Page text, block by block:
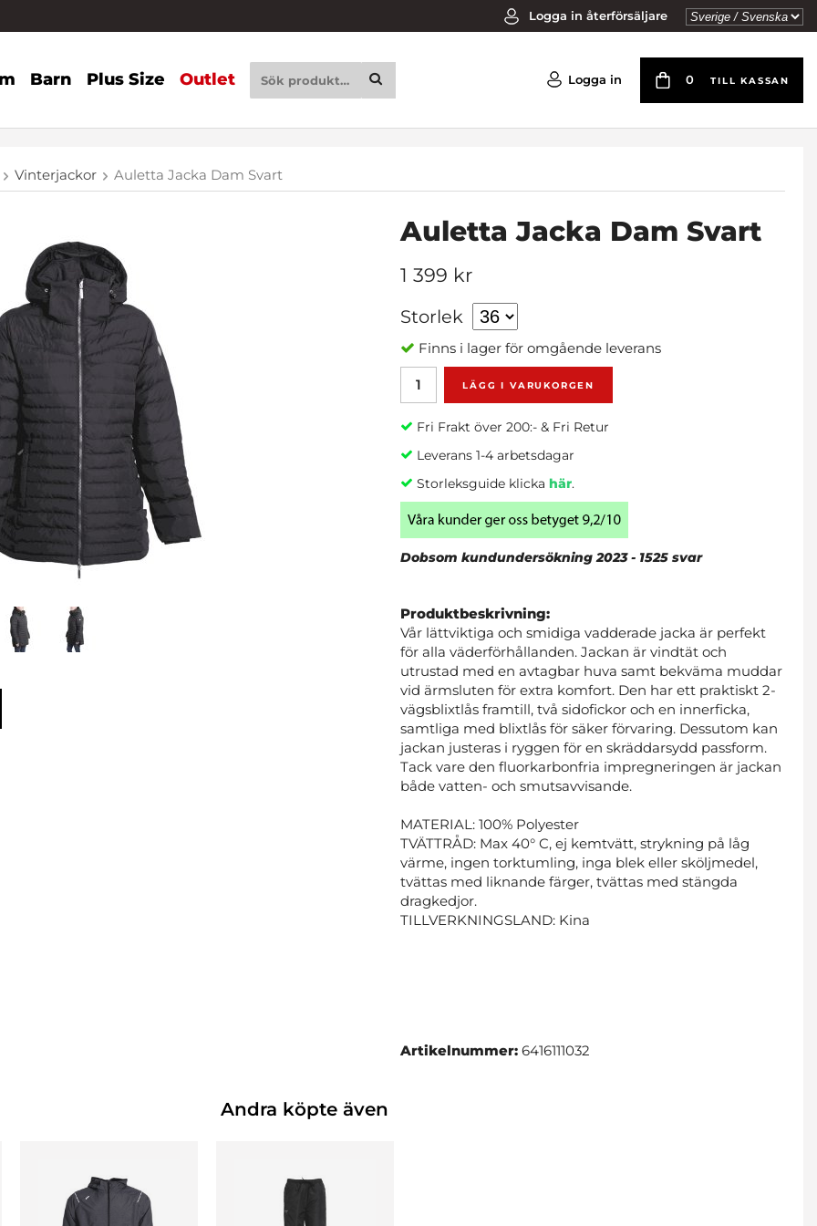
Logga in återförsäljare
Barn Plus Size Outlet Logga in 0 TILL KASSAN
Vinterjackor Auletta Jacka Dam Svart
Auletta Jacka Dam Svart
1 399 kr
Storlek
Finns i lager för omgående leverans
LÄGG I VARUKORGEN
Fri Frakt över 200:- & Fri Retur
Leverans 1-4 arbetsdagar
Storleksguide klickahär.
Dobsom kundundersökning 2023 - 1525 svar
Produktbeskrivning:
Vår lättviktiga och smidiga vadderade jacka är perfekt
för alla väderförhållanden. Jackan är vindtät och
utrustad med en avtagbar huva samt bekväma muddar
vid ärmsluten för extra komfort. Den har ett praktiskt 2-
vägsblixtlås framtill, två sidofickor och en innerficka,
samtliga med blixtlås för säker förvaring. Dessutom kan
jackan justeras i ryggen för en skräddarsydd passform.
Tack vare den fluorkarbonfria impregneringen är jackan
både vatten- och smutsavvisande.
MATERIAL: 100% Polyester
TVÄTTRÅD: Max 40° C, ej kemtvätt, strykning på låg
värme, ingen torktumling, inga blek eller sköljmedel,
tvättas med liknande färger, tvättas med stängda
dragkedjor.
TILLVERKNINGSLAND: Kina
Artikelnummer:6416111032
Andra köpte även